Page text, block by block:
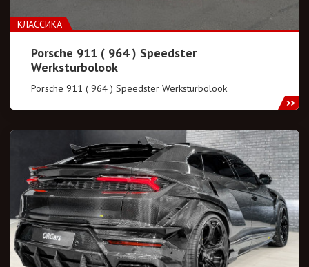
КЛАССИКА
Porsche 911 ( 964 ) Speedster
Werksturbolook
Porsche 911 ( 964 ) Speedster Werksturbolook